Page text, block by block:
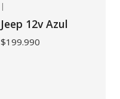
|
Jeep 12v Azul
$199.990